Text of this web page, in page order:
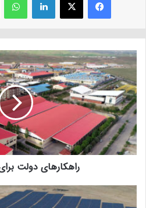
راهکار‌های دولت